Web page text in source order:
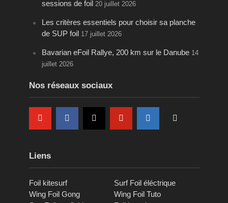
sessions de foil 20 juillet 2026
Les critères essentiels pour choisir sa planche
de SUP foil 17 juillet 2026
Bavarian eFoil Rallye, 200 km sur le Danube 14
juillet 2026
Nos réseaux sociaux
Liens
Foil kitesurf
Surf Foil éléctrique
Wing Foil Gong
Wing Foil Tuto